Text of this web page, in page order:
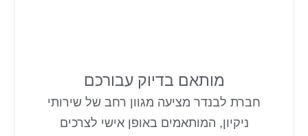
מותאם בדיוק עבורכם
חברת לבנדר מציעה מגוון רחב של שירותי
ניקיון, המותאמים באופן אישי לצרכים